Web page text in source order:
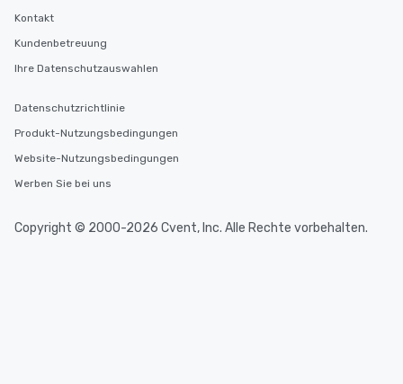
Kontakt
Kundenbetreuung
Ihre Datenschutzauswahlen
Datenschutzrichtlinie
Produkt-Nutzungsbedingungen
Website-Nutzungsbedingungen
Werben Sie bei uns
Copyright © 2000-2026 Cvent, Inc. Alle Rechte vorbehalten.